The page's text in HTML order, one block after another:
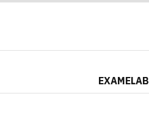
EXAMELAB